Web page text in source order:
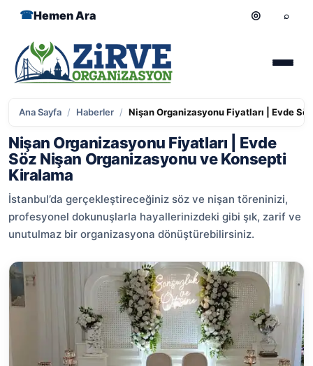
Hemen Ara
Ana Sayfa / Haberler / Nişan Organizasyonu Fiyatları | Evde
Nişan Organizasyonu Fiyatları | Evde
Söz Nişan Organizasyonu ve Konsepti
Kiralama
İstanbul’da gerçekleştireceğiniz söz ve nişan töreninizi,
profesyonel dokunuşlarla hayallerinizdeki gibi şık, zarif ve
unutulmaz bir organizasyona dönüştürebilirsiniz.